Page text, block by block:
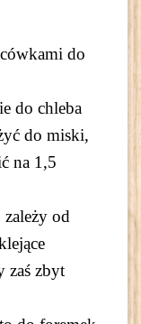
do
do chleba
do miski,
na 1,5
zależy od
zaś zbyt